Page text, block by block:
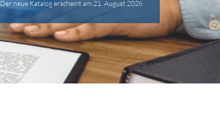
Der neue Katalog erscheint am 21. August 2026